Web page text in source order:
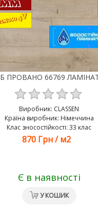
Виробник: CLASSEN
Країна виробник: Німеччина
Клас зносостійкості: 33 клас
870 Грн /м2
Є в наявності
У КОШИК